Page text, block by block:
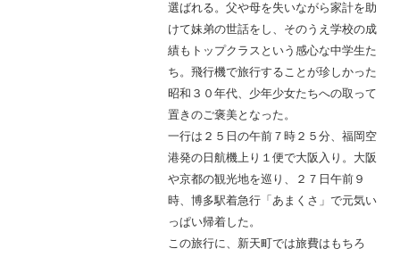
選ばれる。父や母を失いながら家計を助
けて妹弟の世話をし、そのうえ学校の成
績もトップクラスという感心な中学生た
ち。飛行機で旅行することが珍しかった
昭和３０年代、少年少女たちへの取って
置きのご褒美となった。
一行は２５日の午前７時２５分、福岡空
港発の日航機上り１便で大阪入り。大阪
や京都の観光地を巡り、２７日午前９
時、博多駅着急行「あまくさ」で元気い
っぱい帰着した。
この旅行に、新天町では旅費はもちろ